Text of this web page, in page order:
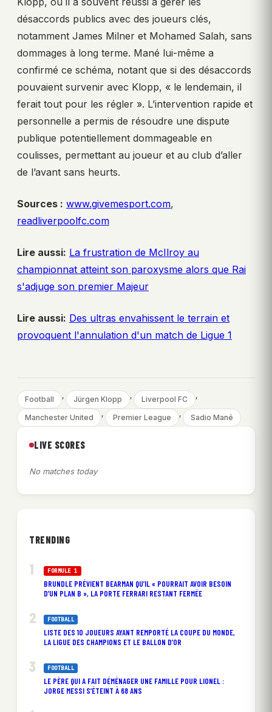
désaccords publics avec des joueurs clés,
notamment James Milner et Mohamed Salah, sans
dommages à long terme. Mané lui-même a
confirmé ce schéma, notant que si des désaccords
pouvaient survenir avec Klopp, « le lendemain, il
ferait tout pour les régler ». L’intervention rapide et
personnelle a permis de résoudre une dispute
publique potentiellement dommageable en
coulisses, permettant au joueur et au club d’aller
de l’avant sans heurts.
Sources : www.givemesport.com,
readliverpoolfc.com
Lire aussi: La frustration de McIlroy au
championnat atteint son paroxysme alors que Rai
s'adjuge son premier Majeur
Lire aussi: Des ultras envahissent le terrain et
provoquent l'annulation d'un match de Ligue 1
Football , Jürgen Klopp , Liverpool FC ,
Manchester United , Premier League , Sadio Mané
LIVE SCORES
No matches today
TRENDING
FORMULE 1
BRUNDLE PRÉVIENT BEARMAN QU’IL « POURRAIT AVOIR BESOIN
D’UN PLAN B », LA PORTE FERRARI RESTANT FERMÉE
FOOTBALL
LISTE DES 10 JOUEURS AYANT REMPORTÉ LA COUPE DU MONDE,
LA LIGUE DES CHAMPIONS ET LE BALLON D’OR
FOOTBALL
LE PÈRE QUI A FAIT DÉMÉNAGER UNE FAMILLE POUR LIONEL :
JORGE MESSI S’ÉTEINT À 68 ANS